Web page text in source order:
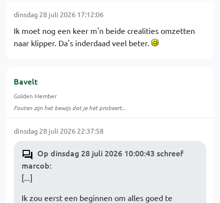
dinsdag 28 juli 2026 17:12:06
Ik moet nog een keer m'n beide crealities omzetten
naar klipper. Da's inderdaad veel beter.
Bavelt
Golden Member
Fouten zijn het bewijs dat je het probeert..
dinsdag 28 juli 2026 22:37:58
Op dinsdag 28 juli 2026 10:00:43 schreef
marcob:
[...]
Ik zou eerst een beginnen om alles goed te